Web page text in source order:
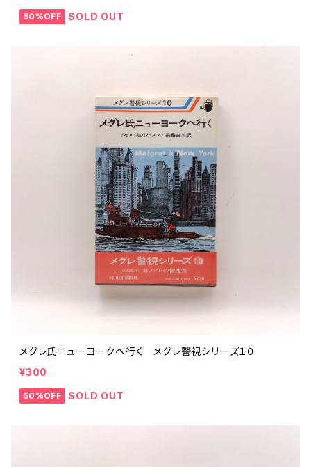
50%OFF SOLD OUT
メグレ氏ニューヨークへ行く メグレ警視シリーズ１０
¥300
50%OFF SOLD OUT